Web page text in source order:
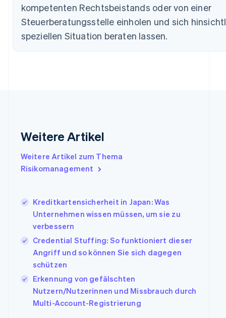
kompetenten Rechtsbeistands oder von einer
Steuerberatungsstelle einholen und sich
speziellen Situation beraten lassen.
Weitere Artikel
Weitere Artikel zum Thema
Risikomanagement
Kreditkartensicherheit in Japan: Was
Unternehmen wissen müssen, um sie zu
verbessern
Credential Stuffing: So funktioniert dieser
Angriff und so können Sie sich dagegen
schützen
Erkennung von gefälschten
Nutzern/Nutzerinnen und Missbrauch durch
Multi-Account-Registrierung
Deutschland
Estland
English
English
Indien
English
Irland
ItalianoEnglish
Japan
日本語
Kanada
English Français
Kroatien
EnglishItaliano
English
Liechtenstein
DeutschEnglish